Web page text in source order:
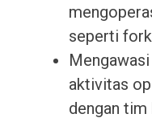
seperti
aktivitas
dengan tim